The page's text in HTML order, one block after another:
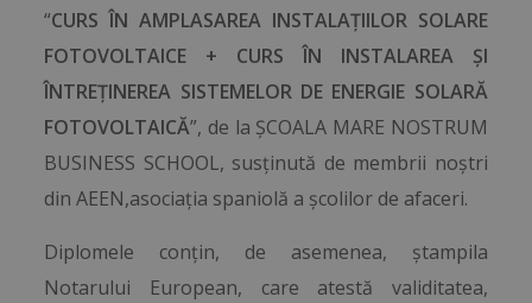
“CURS ÎN AMPLASAREA INSTALAȚIILOR SOLARE
FOTOVOLTAICE + CURS ÎN INSTALAREA ȘI
ÎNTREȚINEREA SISTEMELOR DE ENERGIE SOLARĂ
FOTOVOLTAICĂ”, de la ȘCOALA MARE NOSTRUM
BUSINESS SCHOOL, susținută de membrii noștri
din AEEN,asociația spaniolă a școlilor de afaceri.
Diplomele conțin, de asemenea, ștampila
Notarului European, care atestă validitatea,